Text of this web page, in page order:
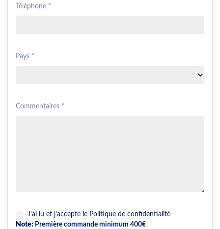
Téléphone *
Pays *
Commentaires *
J'ai lu et j'accepte le Politique de confidentialité
Note: Première commande minimum 400€